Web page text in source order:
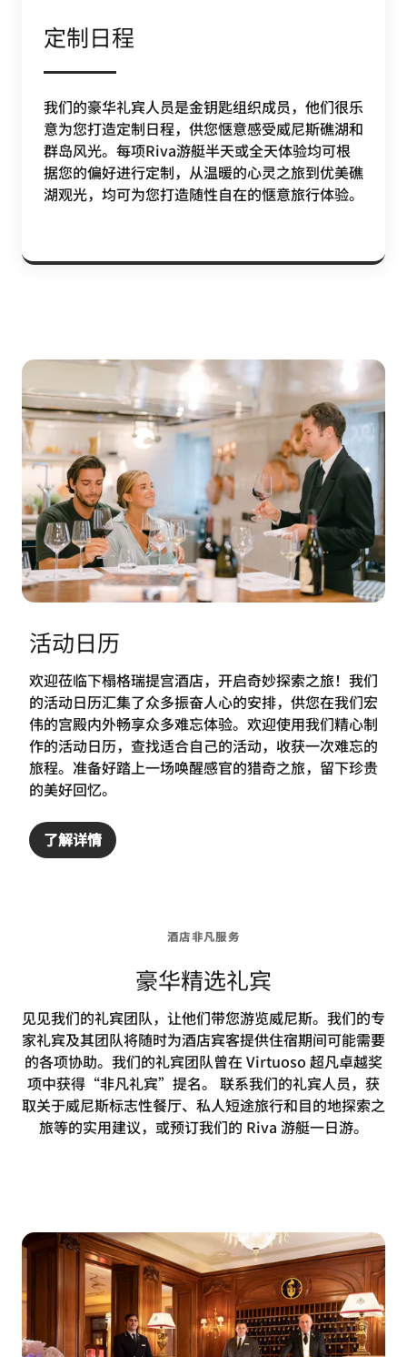
定制日程
我们的豪华礼宾人员是金钥匙组织成员，他们很乐
意为您打造定制日程，供您惬意感受威尼斯礁湖和
群岛风光。每项Riva游艇半天或全天体验均可根
据您的偏好进行定制，从温暖的心灵之旅到优美礁
湖观光，均可为您打造随性自在的惬意旅行体验。
活动日历
欢迎莅临下榻格瑞提宫酒店，开启奇妙探索之旅！我们
的活动日历汇集了众多振奋人心的安排，供您在我们宏
伟的宫殿内外畅享众多难忘体验。欢迎使用我们精心制
作的活动日历，查找适合自己的活动，收获一次难忘的
旅程。准备好踏上一场唤醒感官的猎奇之旅，留下珍贵
的美好回忆。
了解详情
酒店非凡服务
豪华精选礼宾
见见我们的礼宾团队，让他们带您游览威尼斯。我们的专
家礼宾及其团队将随时为酒店宾客提供住宿期间可能需要
的各项协助。我们的礼宾团队曾在 Virtuoso 超凡卓越奖
项中获得“非凡礼宾”提名。 联系我们的礼宾人员，获
取关于威尼斯标志性餐厅、私人短途旅行和目的地探索之
旅等的实用建议，或预订我们的 Riva 游艇一日游。